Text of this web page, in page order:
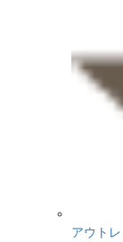
アウト